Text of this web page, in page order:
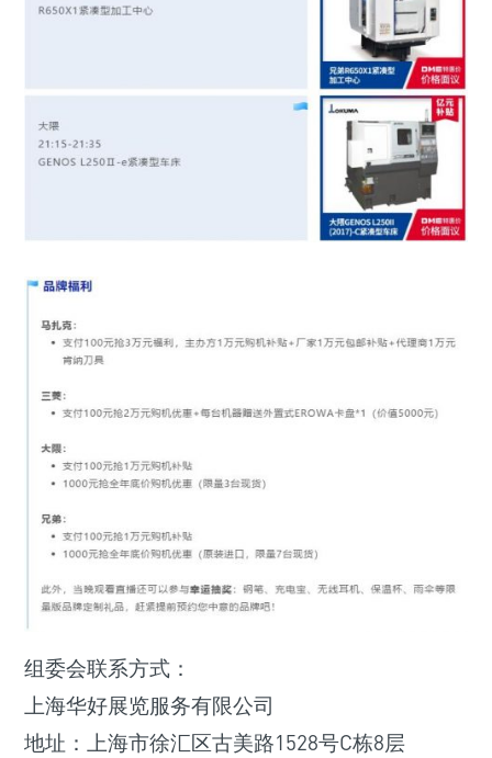
组委会联系方式：
上海华好展览服务有限公司
地址：上海市徐汇区古美路1528号C栋8层